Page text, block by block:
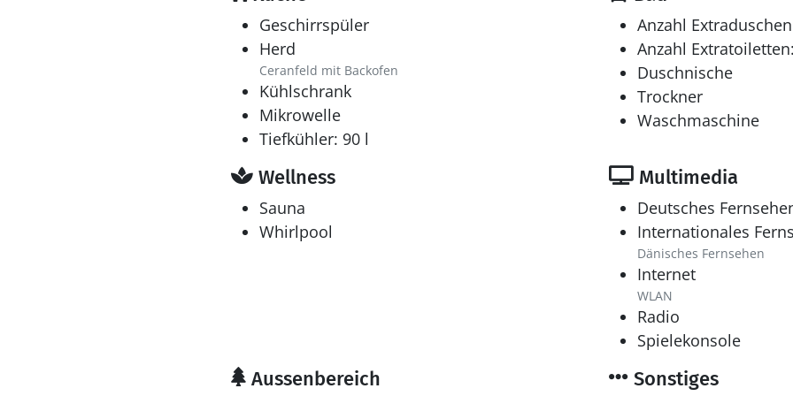
Geschirrspüler
Herd
Ceranfeld mit Backofen
Kühlschrank
Mikrowelle
Tiefkühler: 90 l
Anzahl
Anzahl
Duschnische
Trockner
Waschmaschine
Wellness
Sauna
Whirlpool
Multimedia
Deutsches
Internationales
Dänisches Fernsehen
Internet
WLAN
Radio
Spielekonsole
Aussenbereich Sonstiges